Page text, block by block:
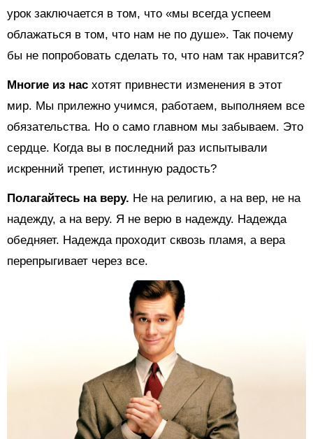
урок заключается в том, что «мы всегда успеем
облажаться в том, что нам не по душе». Так почему
бы не попробовать сделать то, что нам так нравится?
Многие из нас хотят привнести изменения в этот
мир. Мы прилежно учимся, работаем, выполняем все
обязательства. Но о само главном мы забываем. Это
сердце. Когда вы в последний раз испытывали
искренний трепет, истинную радость?
Полагайтесь на веру. Не на религию, а на вер, не на
надежду, а на веру. Я не верю в надежду. Надежда
обедняет. Надежда проходит сквозь пламя, а вера
перепрыгивает через все.